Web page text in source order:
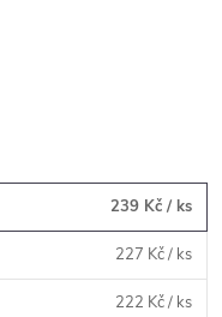
239 Kč / ks
227 Kč/ ks
222 Kč/ ks